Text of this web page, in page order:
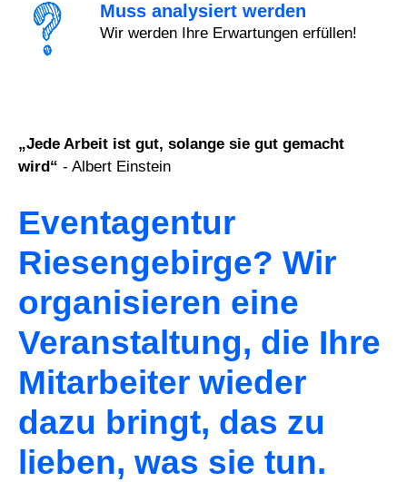
Muss analysiert werden
Wir werden Ihre Erwartungen erfüllen!
„Jede Arbeit ist gut, solange sie gut gemacht
wird“ - Albert Einstein
Eventagentur
Riesengebirge? Wir
organisieren eine
Veranstaltung, die Ihre
Mitarbeiter wieder
dazu bringt, das zu
lieben, was sie tun.